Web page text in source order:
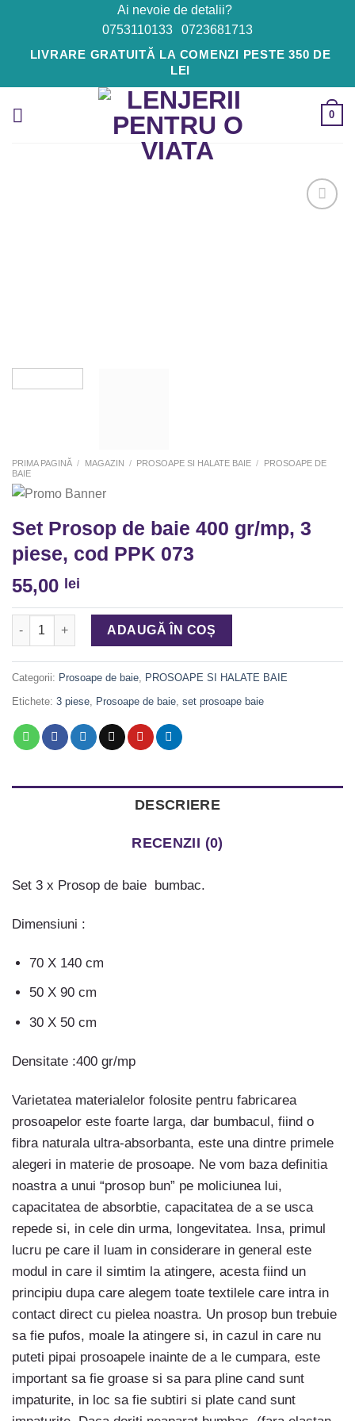
content
Ai nevoie de detalii?
0753110133
0723681713
LIVRARE GRATUITĂ LA COMENZI PESTE 350 DE
LEI
0
PRIMA PAGINĂ / MAGAZIN / PROSOAPE SI HALATE BAIE /
PROSOAPE DE
BAIE
Set Prosop de baie 400 gr/mp, 3
piese, cod PPK 073
55,00 lei
Cantitate Set Prosop de baie 400 gr/mp, 3 piese, cod PPK 073
ADAUGĂ ÎN COȘ
Categorii: Prosoape de baie, PROSOAPE SI HALATE BAIE
Etichete: 3 piese, Prosoape de baie, set prosoape baie
DESCRIERE
RECENZII (0)
Set 3 x Prosop de baie bumbac.
Dimensiuni :
70 X 140 cm
50 X 90 cm
30 X 50 cm
Densitate :400 gr/mp
Varietatea materialelor folosite pentru fabricarea
prosoapelor este foarte larga, dar bumbacul, fiind o
fibra naturala ultra-absorbanta, este una dintre primele
alegeri in materie de prosoape. Ne vom baza definitia
noastra a unui “prosop bun” pe moliciunea lui,
capacitatea de absorbtie, capacitatea de a se usca
repede si, in cele din urma, longevitatea. Insa, primul
lucru pe care il luam in considerare in general este
modul in care il simtim la atingere, acesta fiind un
principiu dupa care alegem toate textilele care intra in
contact direct cu pielea noastra. Un prosop bun trebuie
sa fie pufos, moale la atingere si, in cazul in care nu
puteti pipai prosoapele inainte de a le cumpara, este
important sa fie groase si sa para pline cand sunt
impaturite, in loc sa fie subtiri si plate cand sunt